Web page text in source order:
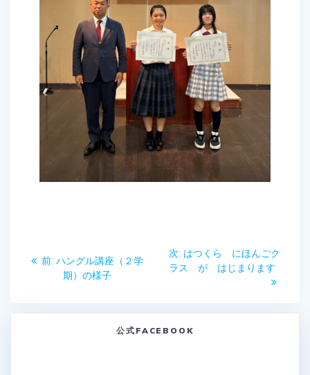
前: 前
の
ハングル講座（２学
期）の様子
次: 次
の
はつくら にほんごク
ラス が はじまります
公式FACEBOOK